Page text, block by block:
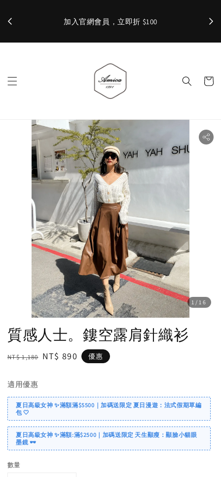
加入官網會員，立即折 $100 ✨
1 /16
質感人士。鏤空露肩針織衫
Regular
NT$ 1,180 Sale
NT$ 890 優惠
適用優惠
夏日高級女神 ✨滿額滿$5500｜加碼送限定 夏日漫遊：法式假期草編
包 🤍
夏日高級女神 ✨滿額:滿$2500｜加碼送限定 天生顯瘦：顯臉小貓眼
墨鏡 🕶️
數量